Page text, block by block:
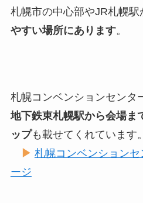
札幌市の中心部やJR札幌駅
やすい場所にあります。
札幌コンベンションセンタ
地下鉄東札幌駅から会場ま
ップも載せてくれています。
▶︎ 札幌コンベンション
ージ